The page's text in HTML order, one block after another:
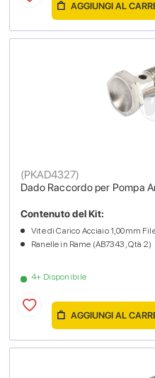
AGGIUNGI AL
Dado Raccordo per Pompa
(PKAD4327)
4+ Disponibile
Contenuto del Kit:
Vite di Carico Acciaio 1,00mm
Ranelle in Rame (AB7343 , Qtà 2)
AGGIUNGI AL